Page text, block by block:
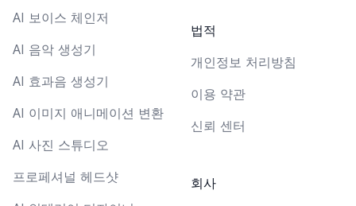
AI 보이스 체인저
AI 음악 생성기
AI 효과음 생성기
AI 이미지 애니메이션 변환
AI 사진 스튜디오
프로페셔널 헤드샷
법적
개인정보 처리방침
이용 약관
신뢰 센터
회사